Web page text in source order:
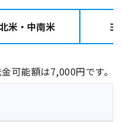
米・中南米 ヨ
可能額は7,000円です。